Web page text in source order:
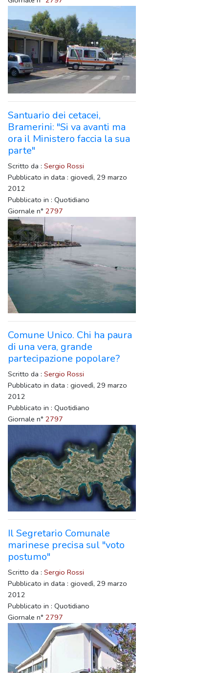
Santuario dei cetacei,
Bramerini: "Si va avanti ma
ora il Ministero faccia la sua
parte"
Scritto da : Sergio Rossi
Pubblicato in data : giovedì, 29 marzo
2012
Pubblicato in : Quotidiano
Giornale n° 2797
Comune Unico. Chi ha paura
di una vera, grande
partecipazione popolare?
Scritto da : Sergio Rossi
Pubblicato in data : giovedì, 29 marzo
2012
Pubblicato in : Quotidiano
Giornale n° 2797
Il Segretario Comunale
marinese precisa sul "voto
postumo"
Scritto da : Sergio Rossi
Pubblicato in data : giovedì, 29 marzo
2012
Pubblicato in : Quotidiano
Giornale n° 2797